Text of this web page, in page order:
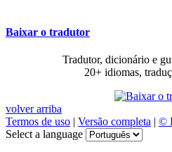
Baixar o tradutor
Tradutor, dicionário e
20+ idiomas,
volver arriba
Termos de uso | Versão completa | ©
Select a language